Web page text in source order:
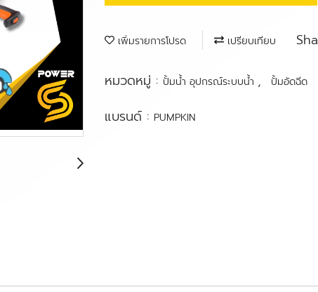
เพิ่มรายการโปรด เปรียบเทียบ
หมวดหมู่ : ปั้มน้ำ อุปกรณ์ระบบน้ำ , ปั้มอัดฉีด
แบรนด์ : PUMPKIN